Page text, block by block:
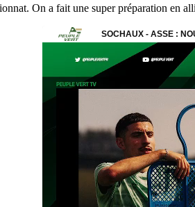
On a fait une super préparation en